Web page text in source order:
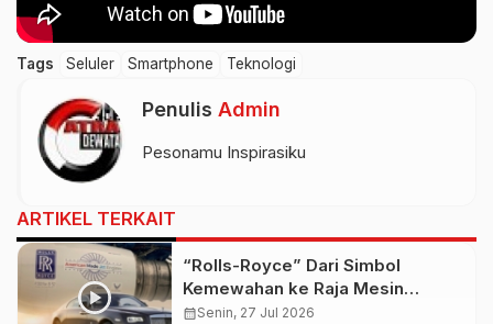
Tags Seluler Smartphone Teknologi
Penulis Admin
Pesonamu Inspirasiku
ARTIKEL TERKAIT
“Rolls-Royce” Dari Simbol
Kemewahan ke Raja Mesin
Pesawat
calendar_monthSenin, 27 Jul 2026